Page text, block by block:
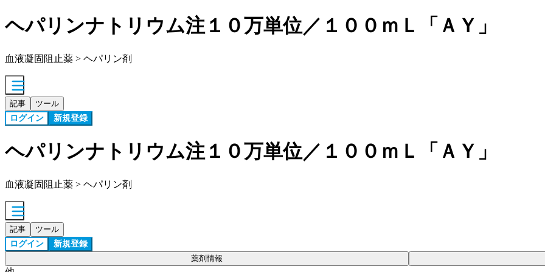
ヘパリンナトリウム注１０万単位／１００ｍＬ「ＡＹ」
血液凝固阻止薬 > ヘパリン剤
記事 ツール
ログイン 新規登録
ヘパリンナトリウム注１０万単位／１００ｍＬ「ＡＹ」
血液凝固阻止薬 > ヘパリン剤
記事 ツール
ログイン 新規登録
薬剤情報